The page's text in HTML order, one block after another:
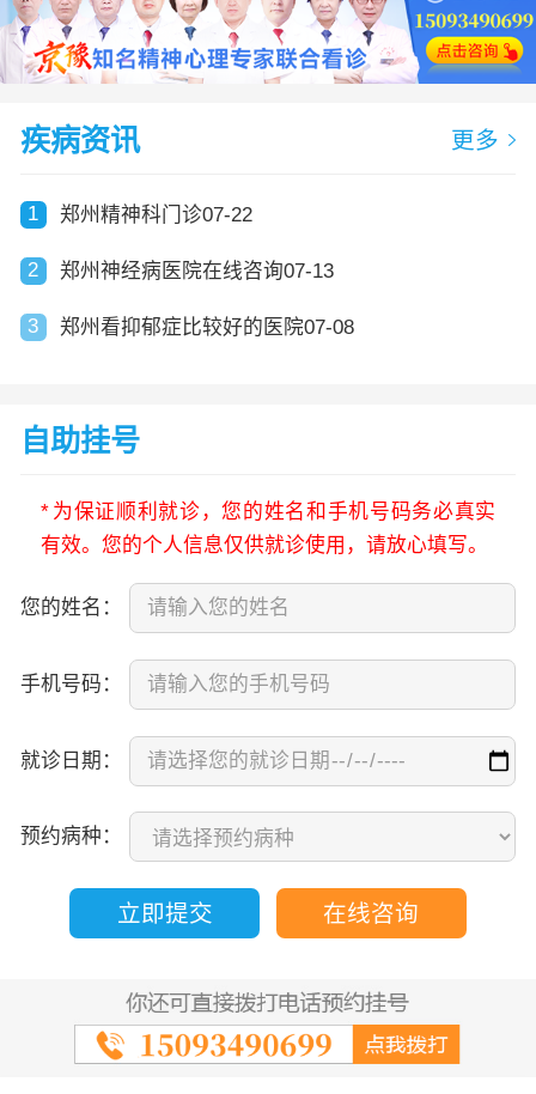
疾病资讯 更多
1 郑州精神科门诊07-22
2 郑州神经病医院在线咨询07-13
3 郑州看抑郁症比较好的医院07-08
自助挂号
* 为保证顺利就诊，您的姓名和手机号码务必真实
有效。您的个人信息仅供就诊使用，请放心填写。
您的姓名：
手机号码：
就诊日期：
预约病种：
立即提交 在线咨询